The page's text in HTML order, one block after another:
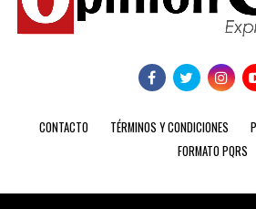
CONTACTO TÉRMINOS Y CONDICIONES
FORMATO PQRS